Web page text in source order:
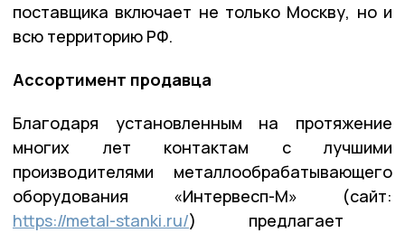
поставщика включает не только Москву, но и
всю территорию РФ.
Ассортимент продавца
Благодаря установленным на протяжение
многих лет контактам с лучшими
производителями металлообрабатывающего
оборудования «Интервесп-М» (сайт:
https://metal-stanki.ru/) предлагает